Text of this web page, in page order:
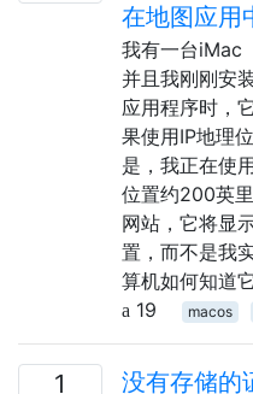
在地图应用
我有一台iMac
并且我刚刚安
应用程序时，
果使用IP地理
是，我正在使
位置约200英
网站，它将显
置，而不是我
算机如何知道
19
macos
1 没有存储的